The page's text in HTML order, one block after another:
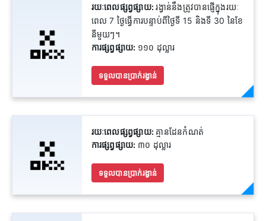
រយៈពេលផ្សព្វផ្សាយ:រង្វាន់នឹងត្រូវបានផ្ញើក្នុងរយៈ
ពេល 7 ថ្ងៃធ្វើការបន្ទាប់ពីថ្ងៃទី 15 និងទី 30 នៃខែ
នីមួយៗ។
ការផ្សព្វផ្សាយ: ១១០ ដុល្លារ
ទទួលបានប្រាក់រង្វាន់
រយៈពេលផ្សព្វផ្សាយ: គ្មានដែនកំណត់
ការផ្សព្វផ្សាយ: ៣០ ដុល្លារ
ទទួលបានប្រាក់រង្វាន់